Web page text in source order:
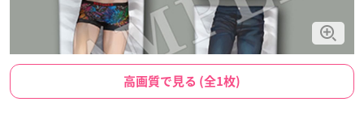
高画質で見る (全1枚)